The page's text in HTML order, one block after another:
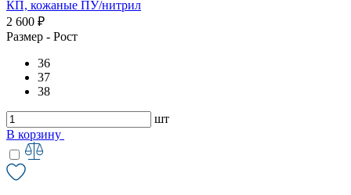
КП, кожаные ПУ/нитрил
2 600 ₽
Размер - Рост
36
37
38
шт
В корзину